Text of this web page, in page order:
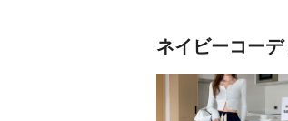
ネイビーコーデ